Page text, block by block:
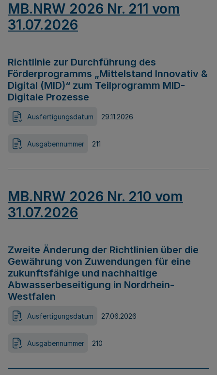
MB.NRW 2026 Nr. 211 vom
31.07.2026
Richtlinie zur Durchführung des
Förderprogramms „Mittelstand Innovativ &
Digital (MID)“ zum Teilprogramm MID-
Digitale Prozesse
Ausfertigungsdatum 29.11.2026
Ausgabennummer 211
MB.NRW 2026 Nr. 210 vom
31.07.2026
Zweite Änderung der Richtlinien über die
Gewährung von Zuwendungen für eine
zukunftsfähige und nachhaltige
Abwasserbeseitigung in Nordrhein-
Westfalen
Ausfertigungsdatum 27.06.2026
Ausgabennummer 210